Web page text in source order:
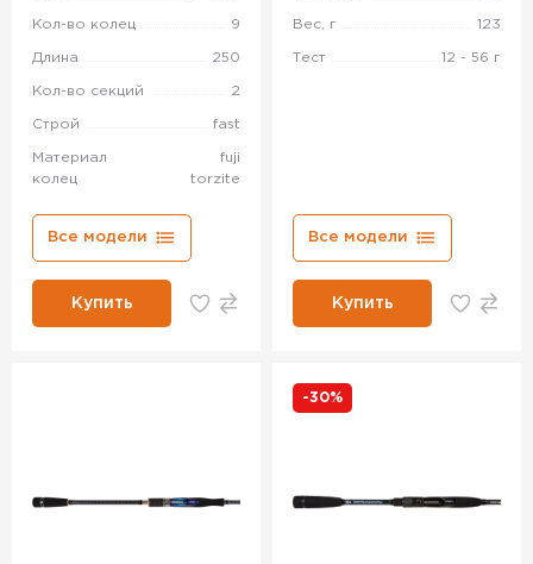
Кол-во колец 9
Длина 250
Кол-во секций 2
Строй fast
Материал
колец
fuji
torzite
Все модели
Купить
Вес, г 123
Тест 12 - 56 г
Все модели
Купить
-30%